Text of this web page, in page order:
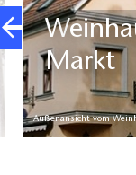
Weinhaus am Neuen
Markt
Außenansicht vom